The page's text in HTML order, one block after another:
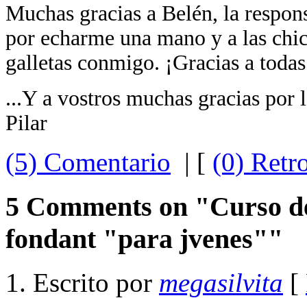
Muchas gracias a Belén, la
por echarme una mano y a las
galletas conmigo. ¡Gracias a
...Y a vostros muchas gracias por
Pilar
(5) Comentario | [ (0)
5 Comments on "Curso
fondant "para jvenes""
Escrito por megasilvita [